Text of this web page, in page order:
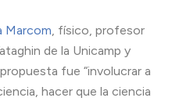
Marcom, físico, profesor
de la Unicamp y
fue “involucrar a
hacer que la ciencia